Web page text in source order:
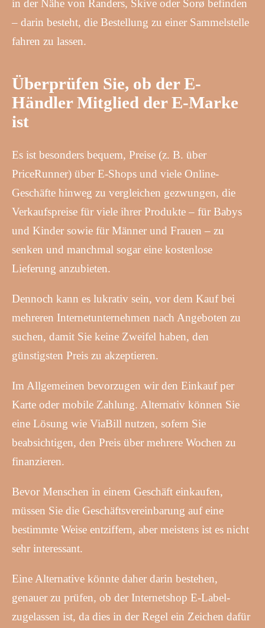
in der Nähe von Randers, Skive oder Sorø befinden
– darin besteht, die Bestellung zu einer Sammelstelle
fahren zu lassen.
Überprüfen Sie, ob der E-
Händler Mitglied der E-Marke
ist
Es ist besonders bequem, Preise (z. B. über
PriceRunner) über E-Shops und viele Online-
Geschäfte hinweg zu vergleichen gezwungen, die
Verkaufspreise für viele ihrer Produkte – für Babys
und Kinder sowie für Männer und Frauen – zu
senken und manchmal sogar eine kostenlose
Lieferung anzubieten.
Dennoch kann es lukrativ sein, vor dem Kauf bei
mehreren Internetunternehmen nach Angeboten zu
suchen, damit Sie keine Zweifel haben, den
günstigsten Preis zu akzeptieren.
Im Allgemeinen bevorzugen wir den Einkauf per
Karte oder mobile Zahlung. Alternativ können Sie
eine Lösung wie ViaBill nutzen, sofern Sie
beabsichtigen, den Preis über mehrere Wochen zu
finanzieren.
Bevor Menschen in einem Geschäft einkaufen,
müssen Sie die Geschäftsvereinbarung auf eine
bestimmte Weise entziffern, aber meistens ist es nicht
sehr interessant.
Eine Alternative könnte daher darin bestehen,
genauer zu prüfen, ob der Internetshop E-Label-
zugelassen ist, da dies in der Regel ein Zeichen dafür